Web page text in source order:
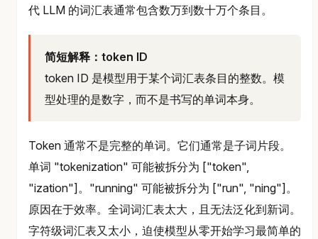
代 LLM 的词汇表通常包含数万到数十万个条目。
简短解释：token ID
token ID 是模型用于某个词汇表条目的整数。模
型处理的是数字，而不是书写的单词本身。
Token 通常不是完整的单词。它们通常是子词片段。
单词 "tokenization" 可能被拆分为 ["token",
"ization"]。"running" 可能被拆分为 ["run", "ning"]。
原因在于效率。全词词汇表太大，且无法泛化到新词。
字符级词汇表又太小，迫使模型从零开始学习最简单的